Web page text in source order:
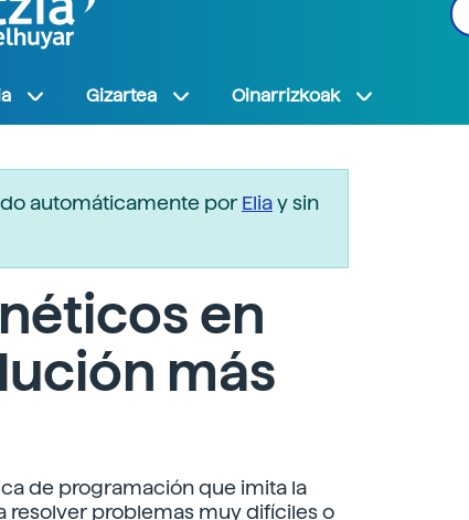
Gizartea Oinarrizkoak
automáticamente porEliay sin
en
más
de programación que imita la
resolver problemas muy difíciles o